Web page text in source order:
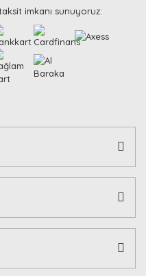
imkanı sunuyoruz: